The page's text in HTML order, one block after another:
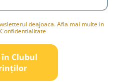
deajoaca. Afla mai multe in
Clubul